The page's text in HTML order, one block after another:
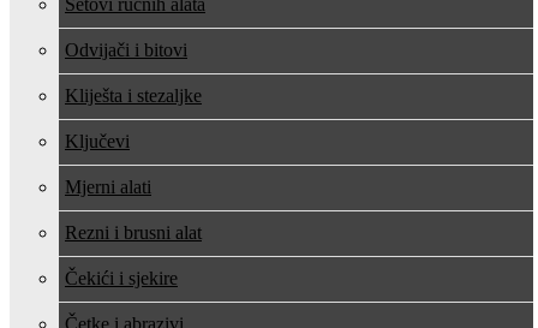
Setovi ručnih alata
Odvijači i bitovi
Kliješta i stezaljke
Ključevi
Mjerni alati
Rezni i brusni alat
Čekići i sjekire